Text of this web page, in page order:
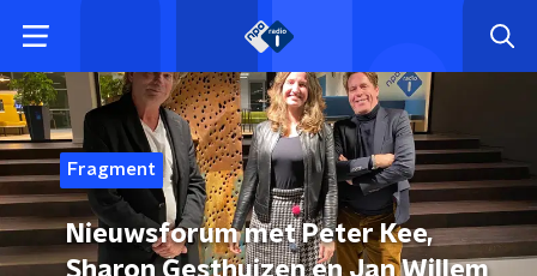
Fragment
Nieuwsforum met Peter Kee,
Sharon Gesthuizen en Jan Willem